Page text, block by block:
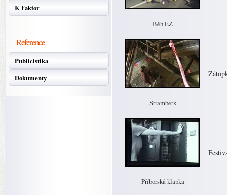
K Faktor
Reference
Publicistika
Dokumenty
Běh EZ
Štramberk
Příborská klapka